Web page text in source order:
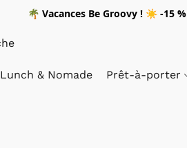
🌴 Vacances Be Groovy ! ☀️ -15 %
Lunch & Nomade Prêt-à-porter